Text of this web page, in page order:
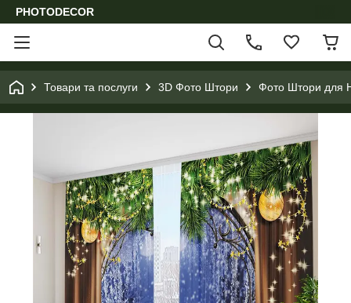
PHOTODECOR
Товари та послуги 3D Фото Штори Фото Штори для